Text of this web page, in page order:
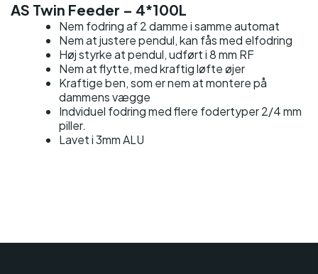
AS Twin Feeder – 4*100L
Nem fodring af 2 damme i samme automat
Nem at justere pendul, kan fås med elfodring
Høj styrke at pendul, udført i 8 mm RF
Nem at flytte, med kraftig løfte øjer
Kraftige ben, som er nem at montere på
dammens vægge
Indviduel fodring med flere fodertyper 2/4 mm
piller.
Lavet i 3mm ALU